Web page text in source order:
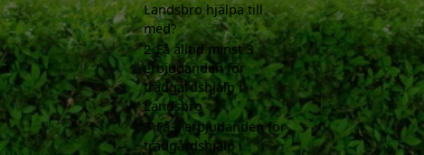
Landsbro hjälpa till
med?
2 Få alltid minst 3
erbjudanden för
trädgårdshjälp i
Landsbro
3 Få 3 erbjudanden för
trädgårdshjälp i